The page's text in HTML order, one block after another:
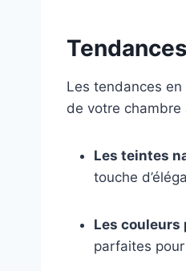
Les tendances
de votre chambre
Les teintes
touche
Les couleurs
parfaites